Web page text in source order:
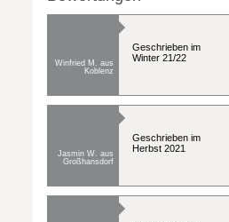
Winfried M. aus
Koblenz
Geschrieben im
Winter 21/22
Jasmin W. aus
Großhansdorf
Geschrieben im
Herbst 2021